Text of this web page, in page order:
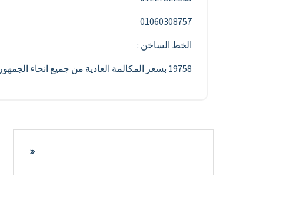
01060308757
الخط الساخن :
19758 بسعر المكالمة العادية من جميع انحاء الجمهورية